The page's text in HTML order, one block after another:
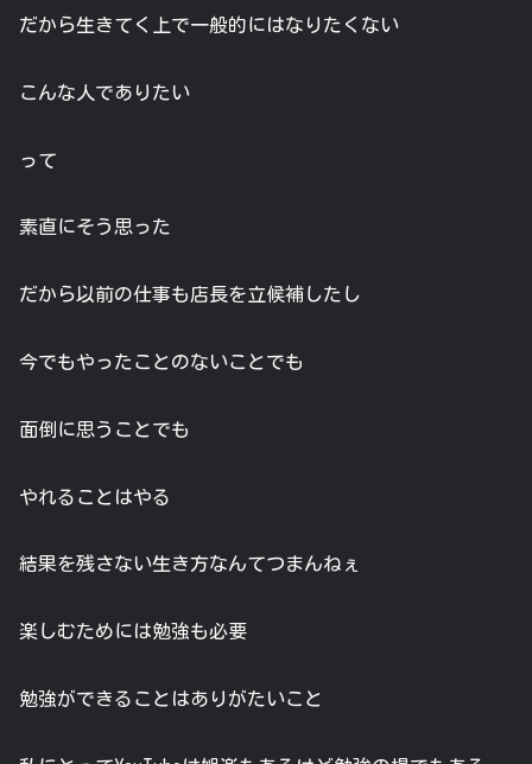
だから生きてく上で一般的にはなりたくない
こんな人でありたい
って
素直にそう思った
だから以前の仕事も店長を立候補したし
今でもやったことのないことでも
面倒に思うことでも
やれることはやる
結果を残さない生き方なんてつまんねぇ
楽しむためには勉強も必要
勉強ができることはありがたいこと